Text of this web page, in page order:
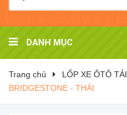
DANH MỤC
Trang chủ LỐP XE ÔTÔ TẢI
BRIDGESTONE - THÁI